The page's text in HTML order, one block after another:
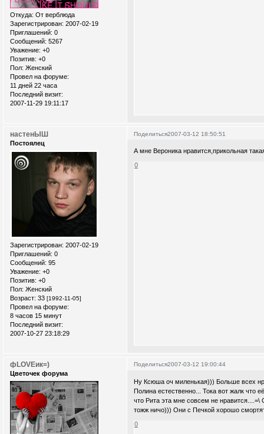
Откуда: От верблюда
Зарегистрирован: 2007-02-19
Приглашений: 0
Сообщений: 5267
Уважение: +0
Позитив: +0
Пол: Женский
Провел на форуме:
11 дней 22 часа
Последний визит:
2007-11-29 19:11:17
Поделиться2007-03-12 18:50:51
настенЫШ
Постоялец
Зарегистрирован: 2007-02-19
Приглашений: 0
Сообщений: 95
Уважение: +0
Позитив: +0
Пол: Женский
Возраст: 33 [1992-11-05]
Провел на форуме:
8 часов 15 минут
Последний визит:
2007-10-27 23:18:29
А мне Вероника нравится,прикольная
0
Поделиться2007-03-12 19:00:44
фLOVEик=)
Цветочек форума
Ну Ксюша оч миленькая))) Больше всех
Полина естественно... Тока вот жалк что
что Рита эта мне совсем не
тожж ничо))) Они с Печкой хорошо
0